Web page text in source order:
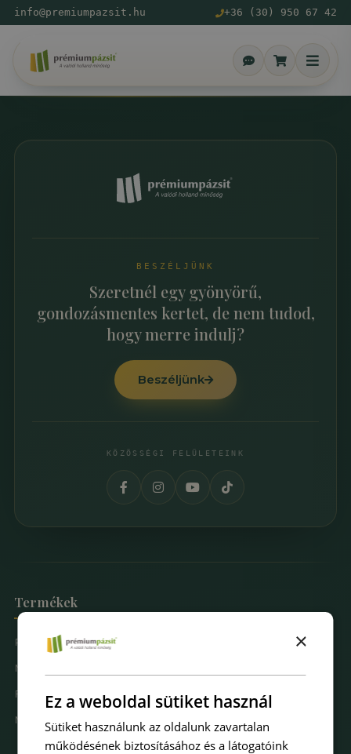
info@premiumpazsit.hu +36 (30) 950 67 42
BESZÉLJÜNK
Szeretnél egy gyönyörű,
gondozásmentes kertet, de nem tudod,
hogy merre indulj?
Beszéljünk
KÖZÖSSÉGI FELÜLETEINK
Termékek
Prémium Pázsit® Műfüvek
Mintarendelés
Fűfal Dekoráció
Műfűkarbantartás
×
Ez a weboldal sütiket használ
Sütiket használunk az oldalunk zavartalan
működésének biztosításához és a látogatóink